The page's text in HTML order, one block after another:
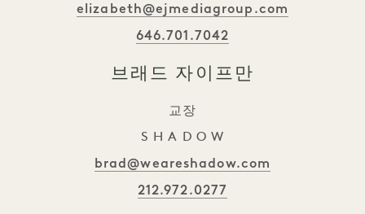
elizabeth@ejmediagroup.com
646.701.7042
브래드 자이프만
교장
S H A D O W
brad@weareshadow.com
212.972.0277